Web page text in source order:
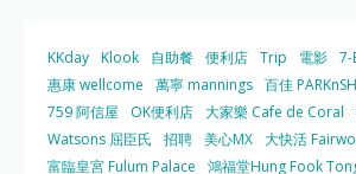
KKday Klook 自助餐 便利店 Trip 電影 7-
惠康 wellcome
萬寧 mannings 百佳
759 阿信屋
OK便利店 大家樂 Cafe de Coral
Watsons 屈臣氏
招聘 美心MX 大快活
富臨皇宮 Fulum Palace
鴻福堂Hung Fook